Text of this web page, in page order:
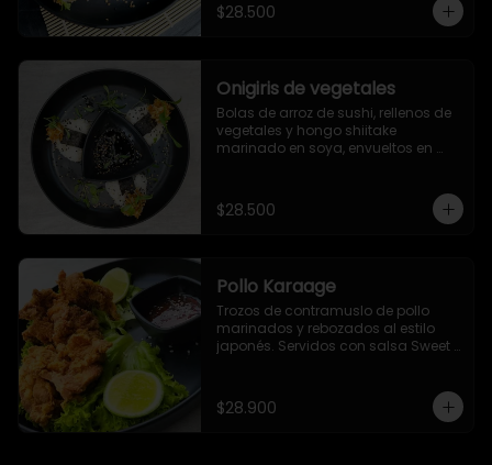
$28.500
Onigiris de vegetales
Bolas de arroz de sushi, rellenos de
vegetales y hongo shiitake
marinado en soya, envueltos en
$28.500
Pollo Karaage
Trozos de contramuslo de pollo
marinados y rebozados al estilo
japonés. Servidos con salsa Sweet
$28.900